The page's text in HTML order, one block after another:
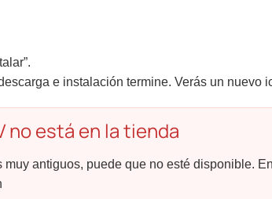
e instalación termine. Verás un nuevo
no está en la tienda
muy antiguos, puede que no esté disponible.